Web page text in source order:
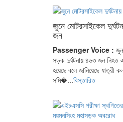
জুনে মোটরসাইকেল
জন
Passenger Voice :
সড়ক দুর্ঘটনায় ৪৬৩ জন
হয়েছে বলে জানিয়েছে যাত্রী
সমি�...বিস্তারিত